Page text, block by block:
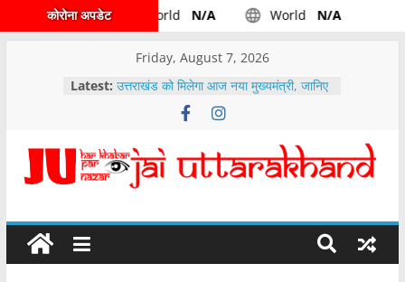
Friday, August 7, 2026
Latest: उत्तराखंड को मिलेगा आज नया मुख्यमंत्री, जानिए
किसके सिर होगा ताज
उत्तराखंड -: कैबिनेट द्वारा पहाड़ के पशुपालकों के
वारी एनर्जीज आईपीओ के लिए दो दिवसीय बोली
अवधि……..
देहरादून रुट डाइवर्ट, टी-20 क्रिकेट मैच के
पेपर लीक मामले में मुख्यमंत्री पुष्कर सिंह धामी ने
उच्च स्तरीय समीक्षा बैठक के दौरान अधिकारियों
को दिए निर्देश
कोरोना अपडेट World N/A World N/A